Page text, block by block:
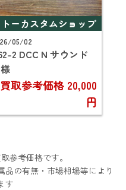
ーカスタムショップ
05/02
2 DCC N サウンド
買取参考価格 20,000
円
参考価格です。
の有無・市場相場等により
す